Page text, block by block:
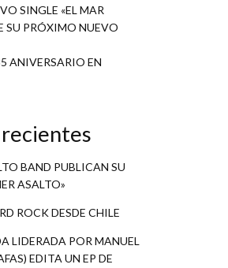
SINGLE «EL MAR
SU PRÓXIMO NUEVO
ANIVERSARIO EN
BAND PUBLICAN SU
ASALTO»
ROCK DESDE CHILE
LIDERADA POR MANUEL
EDITA UN EP DE